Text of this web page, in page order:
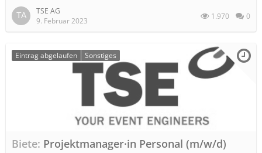
TSE AG
9. Februar 2023
1.970 0
Eintrag abgelaufen Sonstiges
Biete Projektmanager·in Personal (m/w/d)